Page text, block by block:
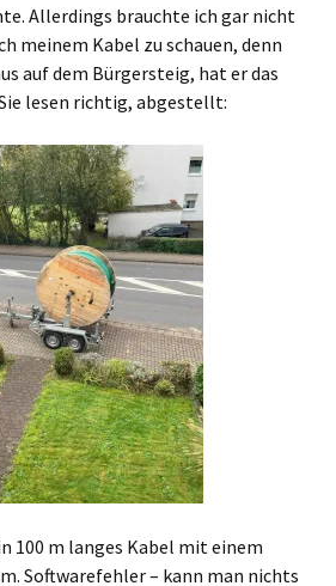
Allerdings brauchte ich gar nicht
meinem Kabel zu schauen, denn
auf dem Bürgersteig, hat er das
lesen richtig, abgestellt:
100 m langes Kabel mit einem
Softwarefehler – kann man nichts